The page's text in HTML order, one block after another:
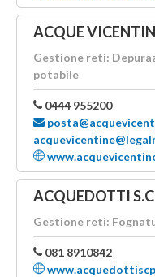
ACQUE
Gestione reti:
potabile
0444 955200
ACQUEDOTTI
Gestione reti:
081 8910842